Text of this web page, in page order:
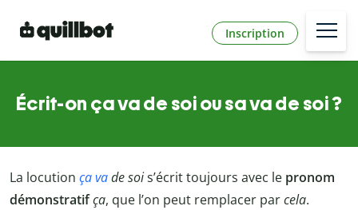
Inscription
Écrit-on ça va de soi ou sa va de soi ?
La locution ça vade sois’écrit toujours avec le pronom
démonstratifça, que l’on peut remplacer parcela.